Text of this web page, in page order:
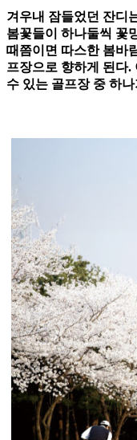
겨우내 잠들었던 잔디
봄꽃들이 하나둘씩 꽃
때쯤이면 따스한 봄바
프장으로 향하게 된다.
수 있는 골프장 중 하